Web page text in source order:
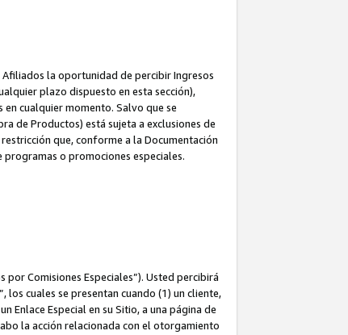
la oportunidad de percibir Ingresos
plazo dispuesto en esta sección),
cualquier momento. Salvo que se
de Productos) está sujeta a exclusiones de
que, conforme a la Documentación
o promociones especiales.
Comisiones Especiales”). Usted percibirá
los cuales se presentan cuando (1) un cliente,
Enlace Especial en su Sitio, a una página de
la acción relacionada con el otorgamiento